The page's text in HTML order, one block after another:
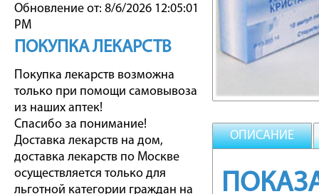
Обновление от: 8/6/2026 12:05:01
PM
ПОКУПКА ЛЕКАРСТВ
Покупка лекарств возможна
только при помощи самовывоза
из наших аптек!
Спасибо за понимание!
Доставка лекарств на дом,
доставка лекарств по Москве
осуществляется только для
льготной категории граждан на
ОПИСАНИЕ